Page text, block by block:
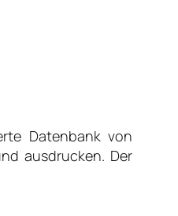
Datenbank von
ausdrucken. Der